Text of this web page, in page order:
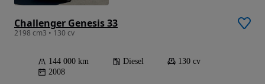
Challenger Genesis 33
2198 cm3 • 130 cv
144 000 km Diesel
130 cv
2008